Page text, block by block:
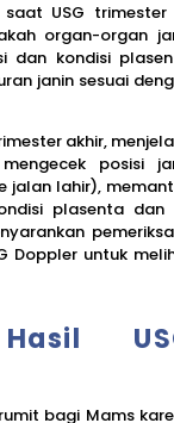
USG trimester
organ-organ
dan kondisi
janin sesuai
akhir,
posisi
jalan lahir),
plasenta dan
Doppler untuk
bagi Mams